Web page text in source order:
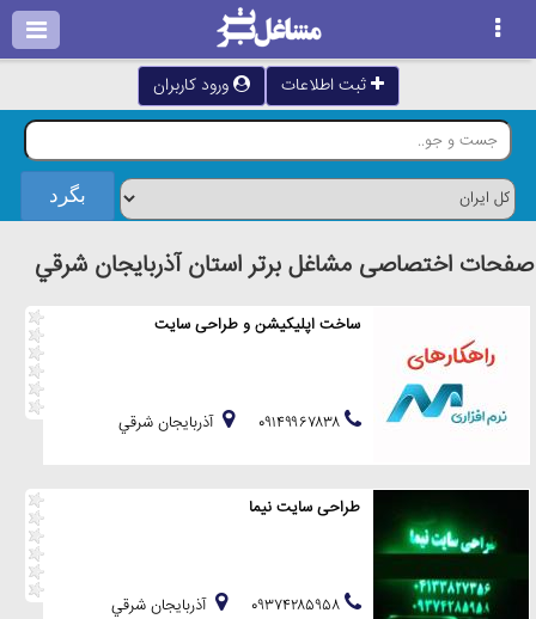
ثبت اطلاعات ورود کاربران
صفحات اختصاصی مشاغل برتر استان آذربايجان شرقي
ساخت اپلیکیشن و طراحی سایت
آذربايجان شرقي
طراحی سایت نیما
آذربايجان شرقي